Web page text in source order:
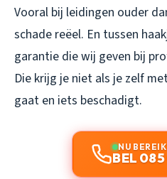
Vooral bij leidingen ouder
schade reëel. En tussen
garantie die wij geven bij
Die krijg je niet als je zelf
gaat en iets beschadigt.
NU
BEL